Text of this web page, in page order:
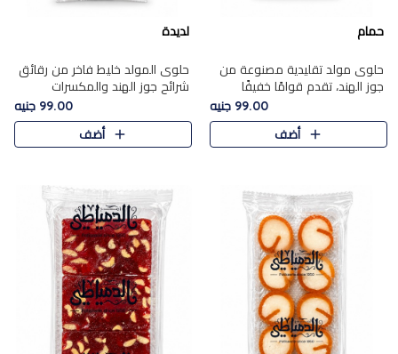
حمام
حلوى مولد تقليدية مصنوعة من
جوز الهند، تقدم قوامًا خفيفًا
ونكهة شرقية أصيلة تجسد روح
الـموسم الأعياد.
99.00 جنيه
أضف
لديدة
حلوى المولد خليط فاخر من رقائق
شرائح جوز الهند والمكسرات
المحمصة، متماسك بشراب حلاوة
الكراميل الخفيفة ليمنحك قرمشة
غنية ومذاقًا شرقيًا أصيلً..
99.00 جنيه
أضف